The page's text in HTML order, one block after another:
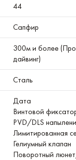
44
Сапфир
300м и более
дайвинг)
Сталь
Дата
Винтовой
PVD/DLS
Лимитированная
Гелиумный клапан
Поворотный